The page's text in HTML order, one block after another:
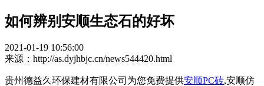
如何辨别安顺生态石的好坏
2021-01-19 10:56:00
来源：http://as.dyjhbjc.cn/news544420.html
贵州德益久环保建材有限公司为您免费提供安顺PC砖,安顺仿